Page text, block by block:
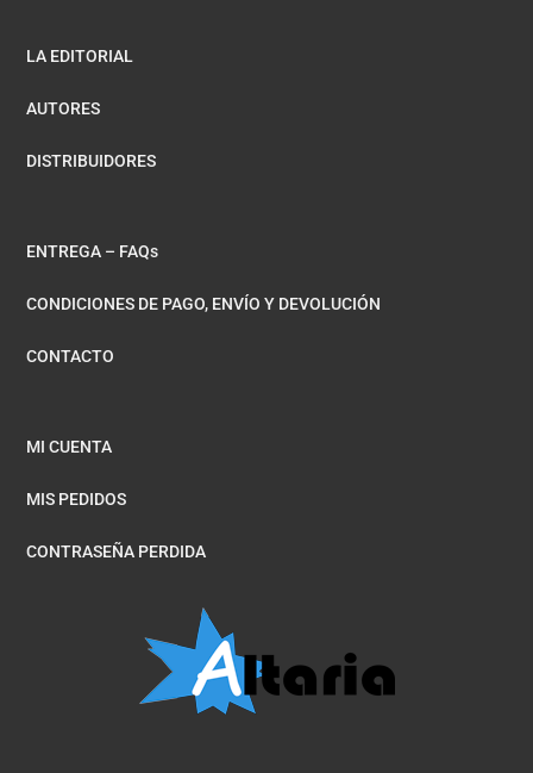
LA EDITORIAL
AUTORES
DISTRIBUIDORES
ENTREGA – FAQs
CONDICIONES DE PAGO, ENVÍO Y DEVOLUCIÓN
CONTACTO
MI CUENTA
MIS PEDIDOS
CONTRASEÑA PERDIDA